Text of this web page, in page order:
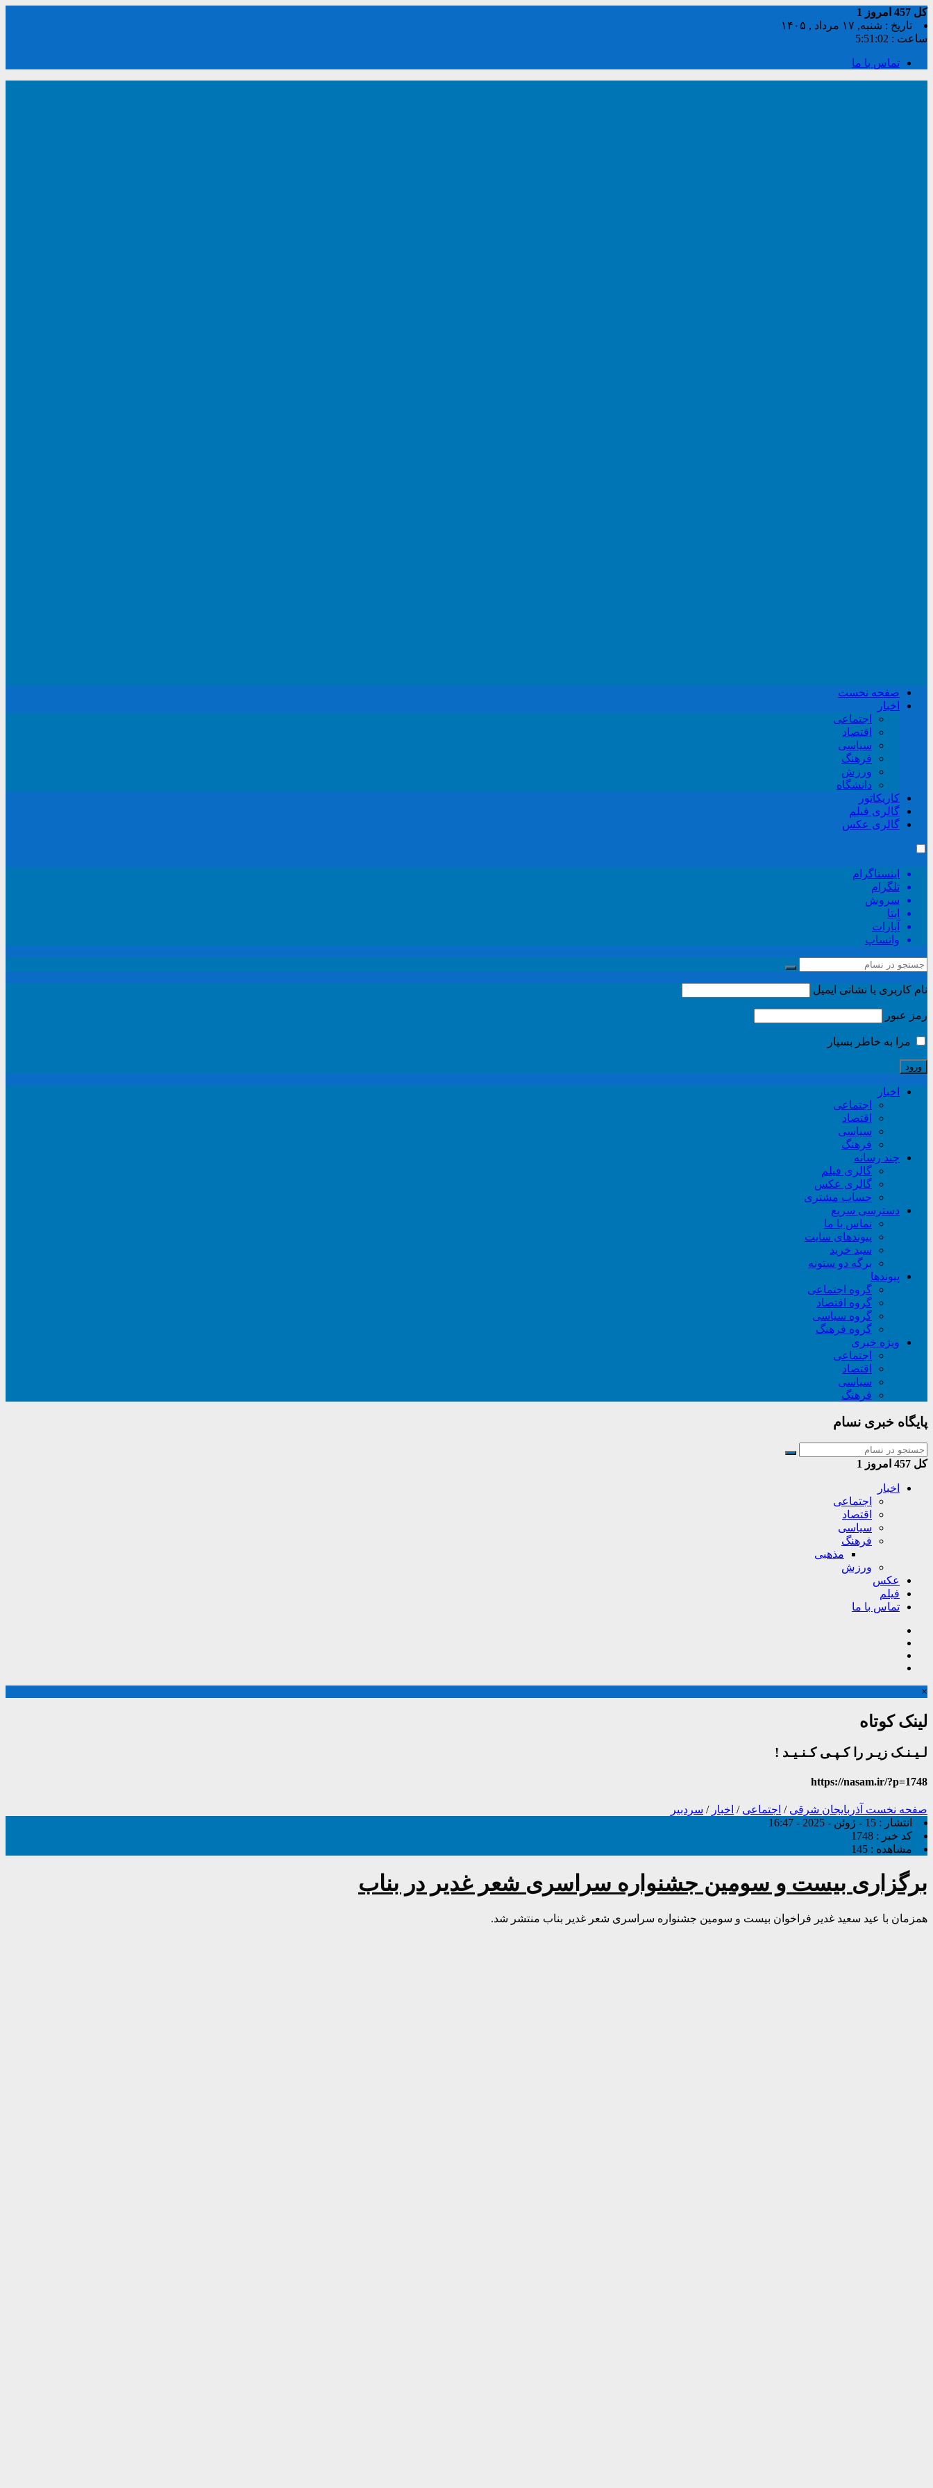
کل امروز
1
تاریخ : شنبه, ۱۷ مرداد , ۱۴۰۵
ساعت : 5:51:03
تماس با ما
صفحه نخست
اخبار
اجتماعی
اقتصاد
سیاسی
فرهنگ
ورزش
دانشگاه
کاریکاتور
گالری فیلم
گالری عکس
اینستاگرام
تلگرام
سروش
ایتا
آپارات
واتساپ
نام کاربری یا نشانی ایمیل
رمز عبور
مرا به خاطر بسپار
اخبار
اجتماعی
اقتصاد
سیاسی
فرهنگ
چند رسانه
گالری فیلم
گالری عکس
حساب مشتری
دسترسی سریع
تماس با ما
پیوندهای سایت
سبد خريد
برگه دو ستونه
پیوندها
گروه اجتماعی
گروه اقتصاد
گروه سیاسی
گروه فرهنگ
ویژه خبری
اجتماعی
اقتصاد
سیاسی
فرهنگ
پایگاه خبری نسام
کل امروز 1
اخبار
اجتماعی
اقتصاد
سیاسی
فرهنگ
مذهبی
ورزش
عکس
فیلم
تماس با ما
×
لینک کوتاه
لـیـنـک زیـر را کـپـی کـنـیـد !
https://nasam.ir/?p=1748
صفحه نخست آذربایجان شرقی / اجتماعی / اخبار / سردبیر
انتشار : 15 - ژوئن - 2025 - 16:47
کد خبر : 1748
مشاهده : 145
برگزاری بیست و سومین جشنواره سراسری شعر غدیر در بناب
همزمان با عید سعید غدیر فراخوان بیست و سومین جشنواره سراسری شعر غدیر بناب منتشر شد.